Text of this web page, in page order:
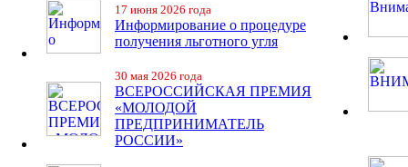
17 июня 2026 года
Информирование о процедуре
получения льготного угля
30 мая 2026 года
ВСЕРОССИЙСКАЯ ПРЕМИЯ
«МОЛОДОЙ
ПРЕДПРИНИМАТЕЛЬ
РОССИИ»